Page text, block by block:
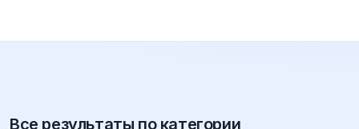
Все результаты по категории